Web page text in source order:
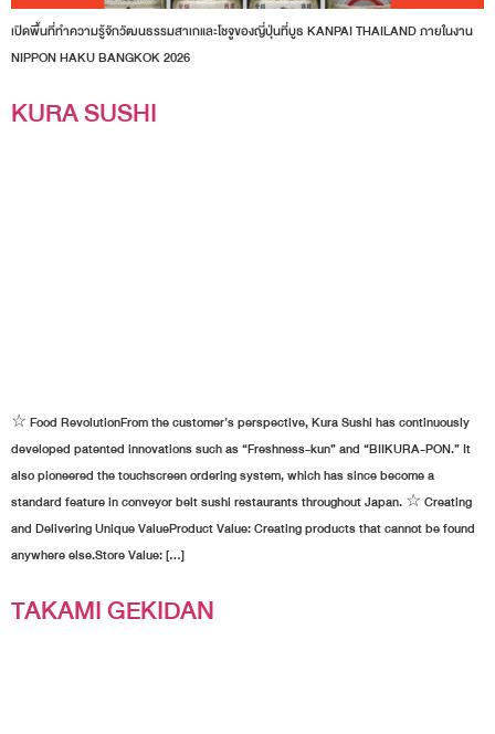
เปิดพื้นที่ทำความรู้จักวัฒนธรรมสาเกและโชจูของญี่ปุ่นที่บูธ KANPAI THAILAND ภายในงาน
NIPPON HAKU BANGKOK 2026
KURA SUSHI
☆ Food RevolutionFrom the customer’s perspective, Kura Sushi has continuously
developed patented innovations such as “Freshness-kun” and “BIIKURA-PON.” It
also pioneered the touchscreen ordering system, which has since become a
standard feature in conveyor belt sushi restaurants throughout Japan. ☆ Creating
and Delivering Unique ValueProduct Value: Creating products that cannot be found
anywhere else.Store Value: […]
TAKAMI GEKIDAN